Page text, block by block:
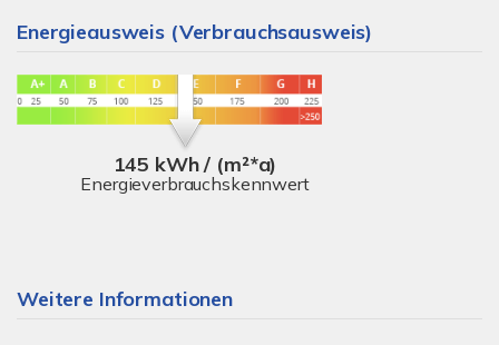
Energieausweis (Verbrauchsausweis)
145 kWh / (m²*a)
Energieverbrauchskennwert
Weitere Informationen